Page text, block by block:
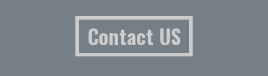
Contact US